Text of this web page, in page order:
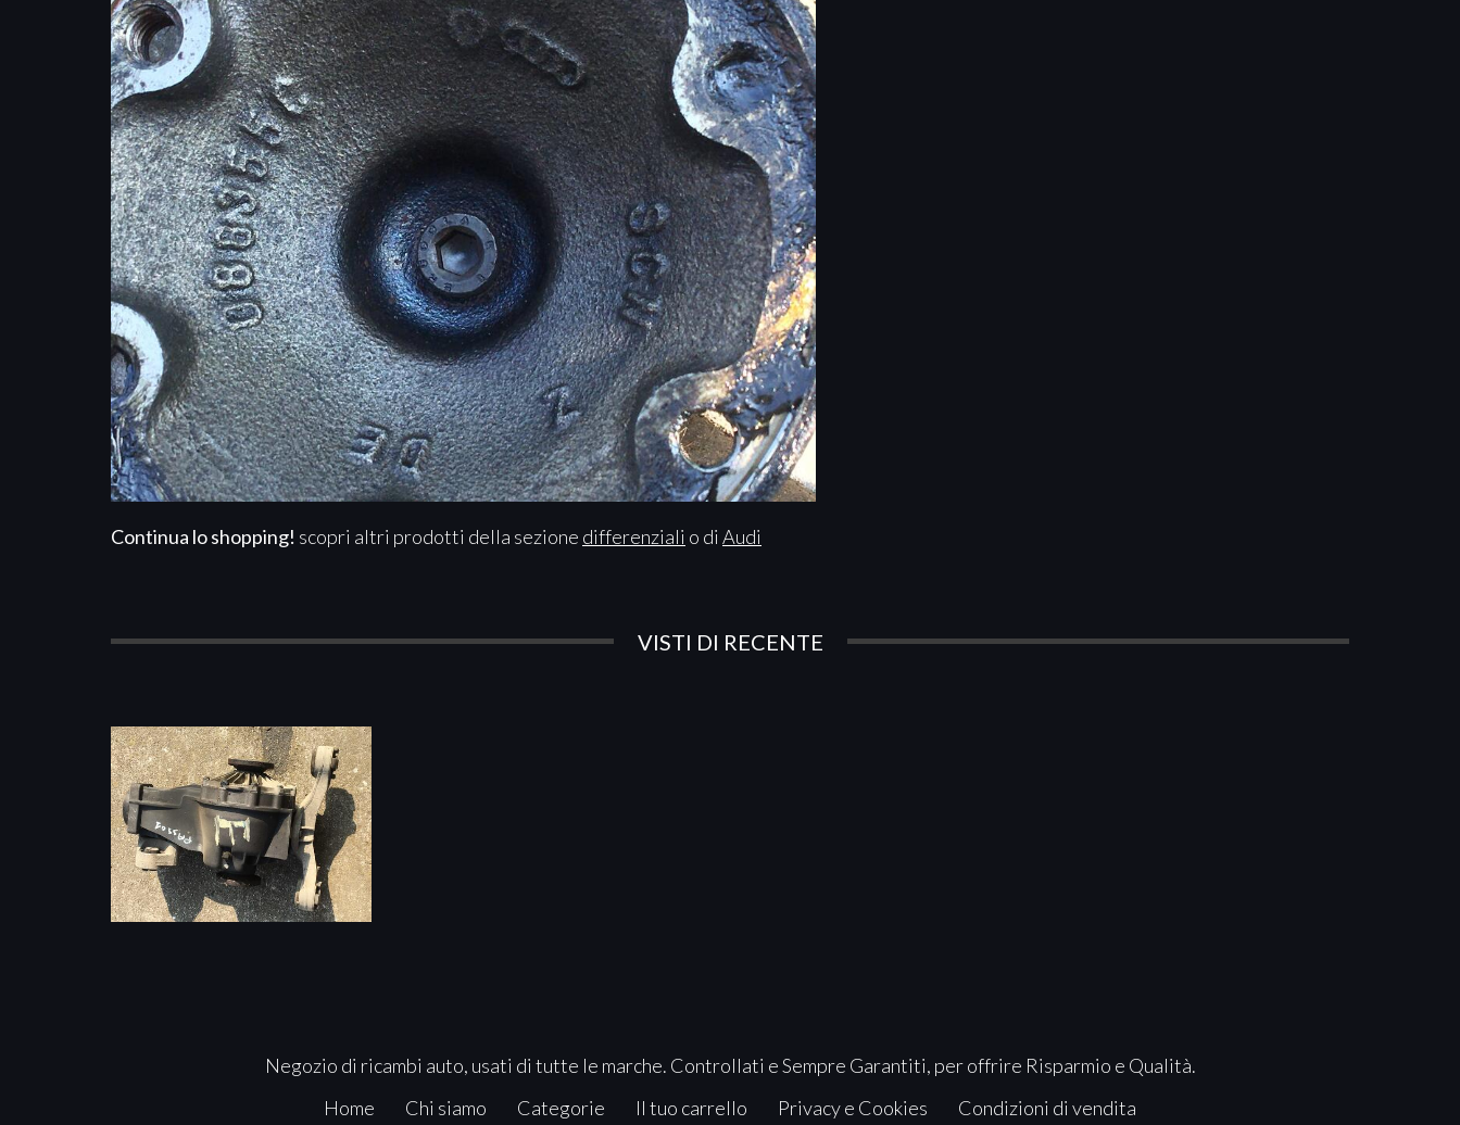
Continua lo shopping! scopri altri prodotti della sezione differenziali o di Audi
VISTI DI RECENTE
Negozio di ricambi auto, usati di tutte le marche. Controllati e Sempre Garantiti, per offrire Risparmio e Qualità.
Home
Chi siamo Categorie Il tuo carrello Privacy e Cookies Condizioni di vendita